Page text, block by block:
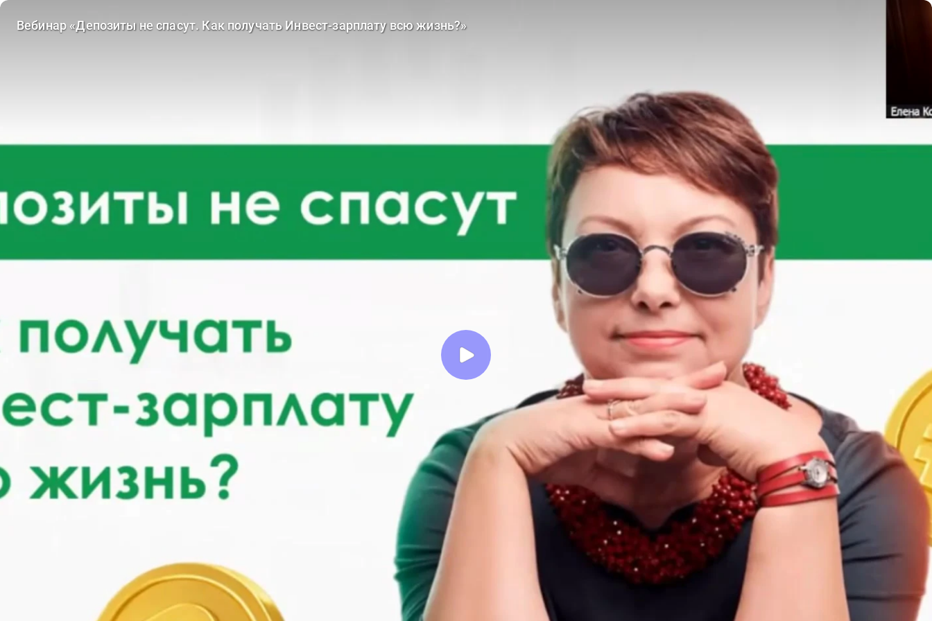
Вебинар «Депозиты не спасут. Как получать Инвест-зарплату всю жизнь?»